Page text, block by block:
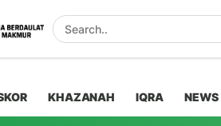
KHAZANAH IQRA NEWS